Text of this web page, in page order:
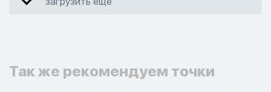
Так же рекомендуем точки